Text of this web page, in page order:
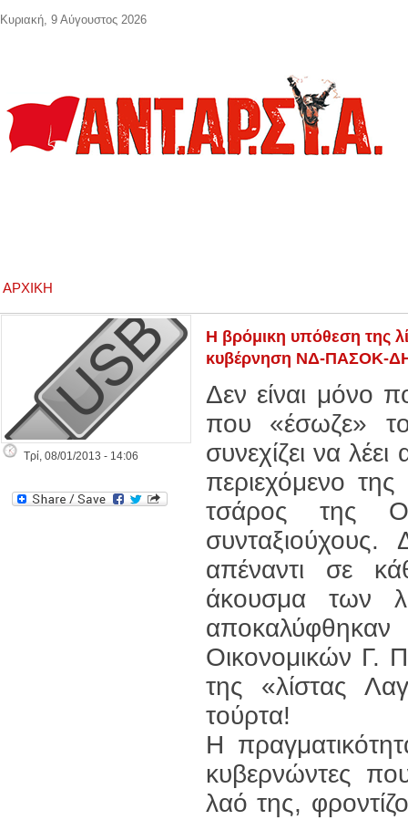
ΑΡΧΙΚΉ
Τρί, 08/01/2013 - 14:06
Η βρόμικη υπόθεση της
κυβέρνηση ΝΔ-ΠΑΣΟΚ-
Δεν είναι μόνο
που «έσωζε»
συνεχίζει να
περιεχόμενο
τσάρος της
απέναντι σε
άκουσμα των
Οικονομικών Γ.
της «λίστας
τούρτα!
Η
κυβερνώντες
λαό της,
Κυριακή, 9 Αύγουστος 2026